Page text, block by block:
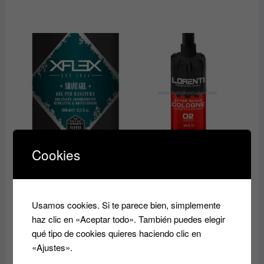
GEL DE AFEITADO
suavizante e hidratante
GEL 1 Litro LINEA XFLEX
EDELSTEIN
25.00€
Añadir al
Aftershave Cologne
8.50€
Seleccionar
Cookies
Usamos cookies. Si te parece bien, simplemente
haz clic en «Aceptar todo». También puedes elegir
qué tipo de cookies quieres haciendo clic en
«Ajustes».